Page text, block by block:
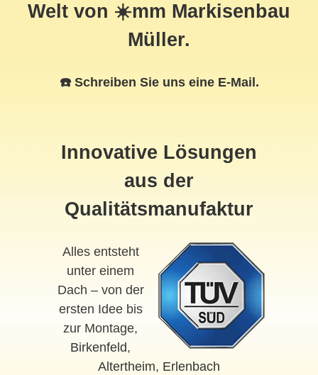
Welt von ☀️mm Markisenbau
Müller.
☎️ Schreiben Sie uns eine E-Mail.
Innovative Lösungen
aus der
Qualitätsmanufaktur
Alles entsteht
unter einem
Dach – von der
ersten Idee bis
zur Montage,
Birkenfeld,
Altertheim, Erlenbach